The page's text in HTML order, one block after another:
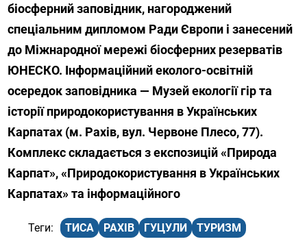
біосферний заповідник, нагороджений
спеціальним дипломом Ради Європи і занесений
до Міжнародної мережі біосферних резерватів
ЮНЕСКО. Інформаційний еколого-освітній
осередок заповідника — Музей екології гір та
історії природокористування в Українських
Карпатах (м. Рахів, вул. Червоне Плесо, 77).
Комплекс складається з експозицій «Природа
Карпат», «Природокористування в Українських
Карпатах» та інформаційного
ТИСА РАХІВ ГУЦУЛИ ТУРИЗМ